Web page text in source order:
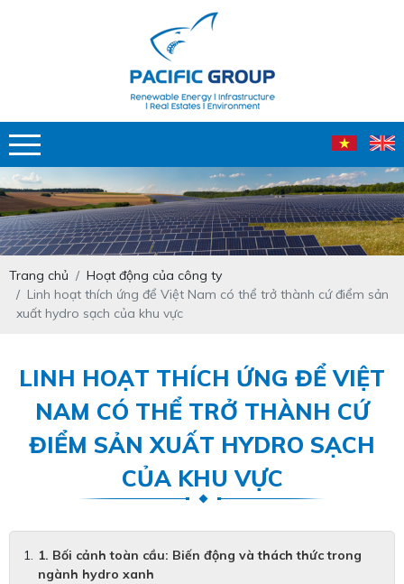
Trang chủ
Hoạt động của công ty
Linh hoạt thích ứng để Việt Nam có thể trở thành cứ điểm sản
xuất hydro sạch của khu vực
LINH HOẠT THÍCH ỨNG ĐỂ VIỆT
NAM CÓ THỂ TRỞ THÀNH CỨ
ĐIỂM SẢN XUẤT HYDRO SẠCH
CỦA KHU VỰC
1. Bối cảnh toàn cầu: Biến động và thách thức trong
ngành hydro xanh